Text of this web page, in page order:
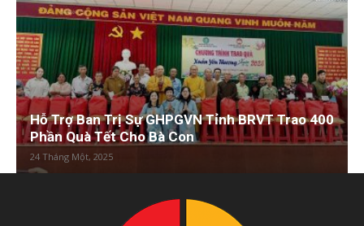
Hỗ Trợ Ban Trị Sự GHPGVN Tỉnh BRVT Trao 400
Phần Quà Tết Cho Bà Con
24 Tháng Một, 2025